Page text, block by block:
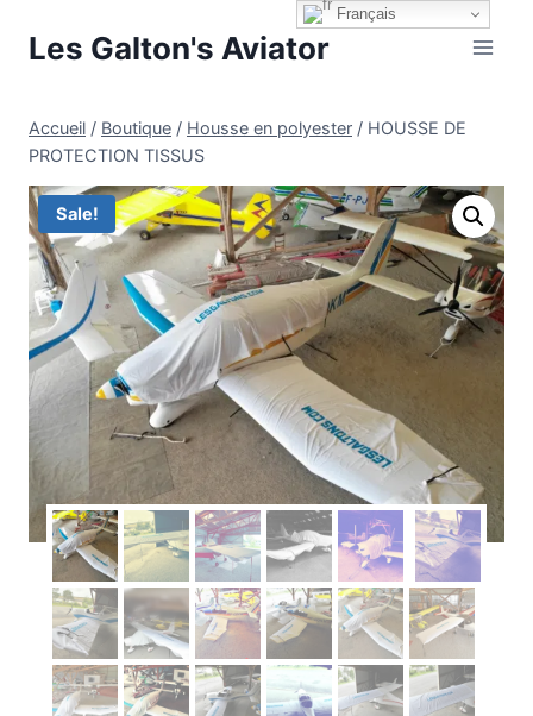
Les Galton's Aviator
Accueil / Boutique / Housse en polyester / HOUSSE DE
PROTECTION TISSUS
Sale!
Français